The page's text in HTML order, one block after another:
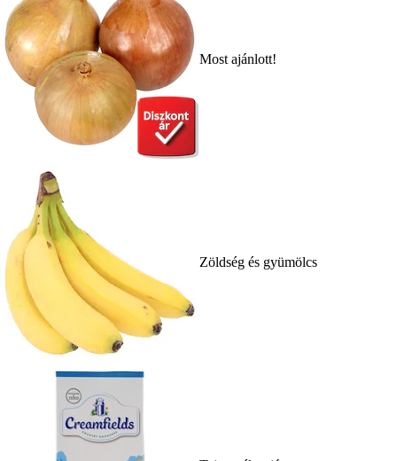
Most ajánlott!
Zöldség és gyümölcs